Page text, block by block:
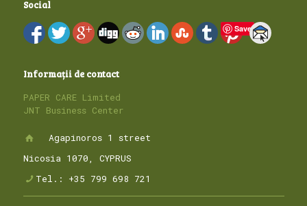
Social
Save
Informații de contact
PAPER CARE Limited
JNT Business Center
Agapinoros 1 street
Nicosia 1070, CYPRUS
Tel.: +35 799 698 721